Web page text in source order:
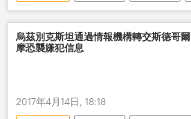
受傷
烏茲別克斯坦通過情報機構轉交斯德哥爾
摩恐襲嫌犯信息
2017年4月14日, 18:18